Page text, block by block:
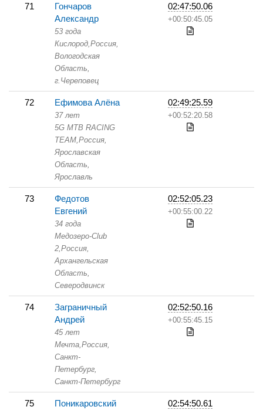
71
Гончаров
Александр
53 года
Кислород,Россия,
Вологодская
Область,
г.Череповец
02:47:50.06
+00:50:45.05
72 Ефимова Алёна
37 лет
5G MTB RACING
TEAM,Россия,
Ярославская
Область,
Ярославль
02:49:25.59
+00:52:20.58
73
Федотов
Евгений
34 года
Медозеро-Club
2,Россия,
Архангельская
Область,
Северодвинск
02:52:05.23
+00:55:00.22
74
Заграничный
Андрей
45 лет
Мечта,Россия,
Санкт-
Петербург,
Санкт-Петербург
02:52:50.16
+00:55:45.15
75
Поникаровский
02:54:50.61